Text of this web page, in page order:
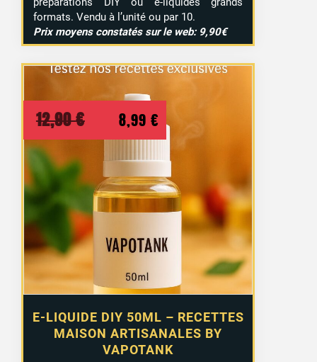
formats. Vendu à l’unité ou par 10.
Prix moyens constatés sur le web: 9,90€
E-LIQUIDE DIY 50ML – RECETTES
MAISON ARTISANALES BY
VAPOTANK
12,90€
Le
prix
initial
était :
12,90 €.
8,99 €
Le
prix
actuel
est :
8,99 €.